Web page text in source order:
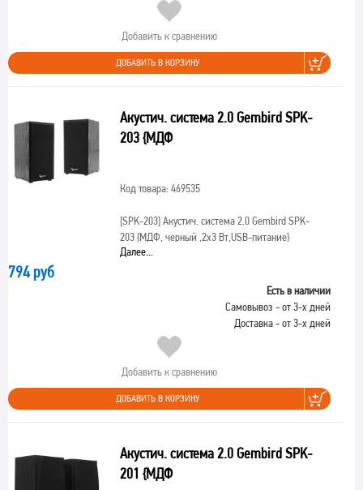
Добавить к сравнению
ДОБАВИТЬ В КОРЗИНУ
Акустич. система 2.0 Gembird SPK-
203 {МДФ
Код товара: 469535
[SPK-203]Акустич. система 2.0 Gembird SPK-
203 {МДФ, черный ,2х3 Вт,USB-питание}
Далее...
794 руб
Есть в наличии
Самовывоз - от 3-х дней
Доставка - от 3-х дней
Добавить к сравнению
ДОБАВИТЬ В КОРЗИНУ
Акустич. система 2.0 Gembird SPK-
201 {МДФ